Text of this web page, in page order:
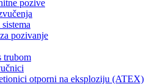
pozive
pozivanje
trubom
otporni na eksploziju (ATEX)